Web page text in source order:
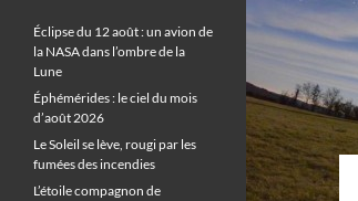
Éclipse du 12 août : un avion de
la NASA dans l’ombre de la
Lune
Éphémérides : le ciel du mois
d’août 2026
Le Soleil se lève, rougi par les
fumées des incendies
L’étoile compagnon de